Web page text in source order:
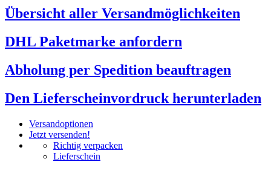
Übersicht aller Versandmöglichkeiten
DHL Paketmarke anfordern
Abholung per Spedition beauftragen
Den Lieferscheinvordruck herunterladen
Versandoptionen
Jetzt versenden!
Richtig verpacken
Lieferschein